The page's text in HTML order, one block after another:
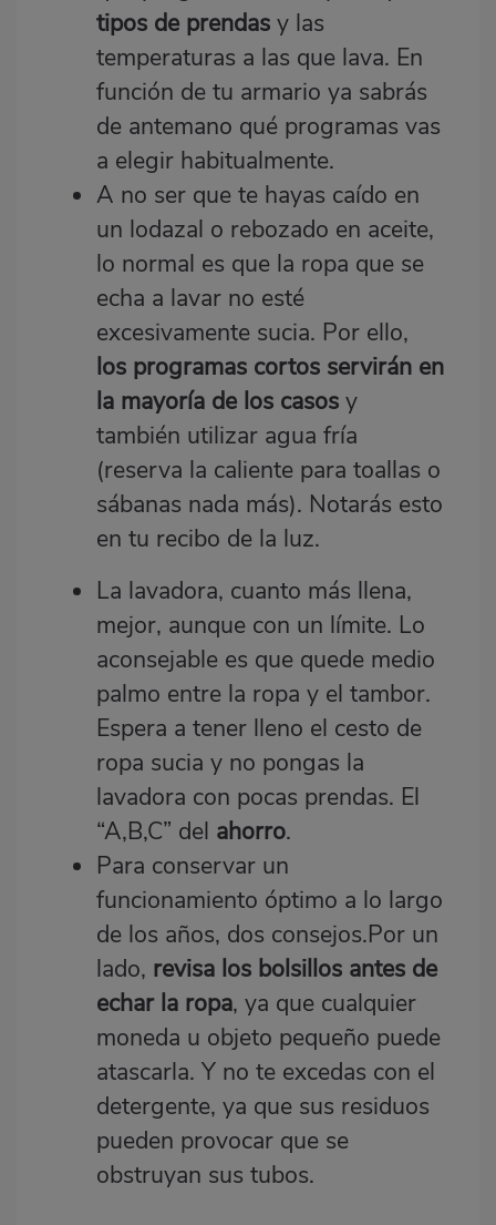
tipos de prendas y las
temperaturas a las que lava. En
función de tu armario ya sabrás
de antemano qué programas vas
a elegir habitualmente.
A no ser que te hayas caído en
un lodazal o rebozado en aceite,
lo normal es que la ropa que se
echa a lavar no esté
excesivamente sucia. Por ello,
los programas cortos servirán en
la mayoría de los casos y
también utilizar agua fría
(reserva la caliente para toallas o
sábanas nada más). Notarás esto
en tu recibo de la luz.
La lavadora, cuanto más llena,
mejor, aunque con un límite. Lo
aconsejable es que quede medio
palmo entre la ropa y el tambor.
Espera a tener lleno el cesto de
ropa sucia y no pongas la
lavadora con pocas prendas. El
“A,B,C” del ahorro.
Para conservar un
funcionamiento óptimo a lo largo
de los años, dos consejos.Por un
lado, revisa los bolsillos antes de
echar la ropa, ya que cualquier
moneda u objeto pequeño puede
atascarla. Y no te excedas con el
detergente, ya que sus residuos
pueden provocar que se
obstruyan sus tubos.